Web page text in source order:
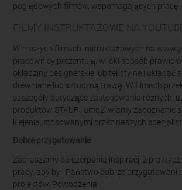
poglądowych filmów, wspomagających pracę
FILMY INSTRUKTAŻOWE NA
W naszych filmach instruktażowych na
pracownicy prezentują, w jaki sposób
okładziny designerskie lub tekstylne i układać
drewniane lub sztuczną trawę. W filmach
szczegóły dotyczące zastosowania różnych,
produktów STAUF i umożliwiamy zapoznanie
klejenia, stosowanymi przez naszych
Dobre przygotowanie
Zapraszamy do czerpania inspiracji z
pracy, aby byli Państwo dobrze przygotowani
projektów. Powodzenia!